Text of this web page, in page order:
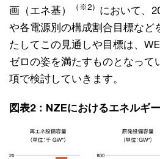
画（エネ基）
（※2） において、
や各電源別の構成割合目標など
たしてこの見通しや目標は、
ゼロの姿を満たすものとなって
項で検討していきます。
図表2：NZEにおけるエネルギ